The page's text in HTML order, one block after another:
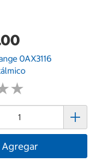
0AX3116
★
★
Agregar